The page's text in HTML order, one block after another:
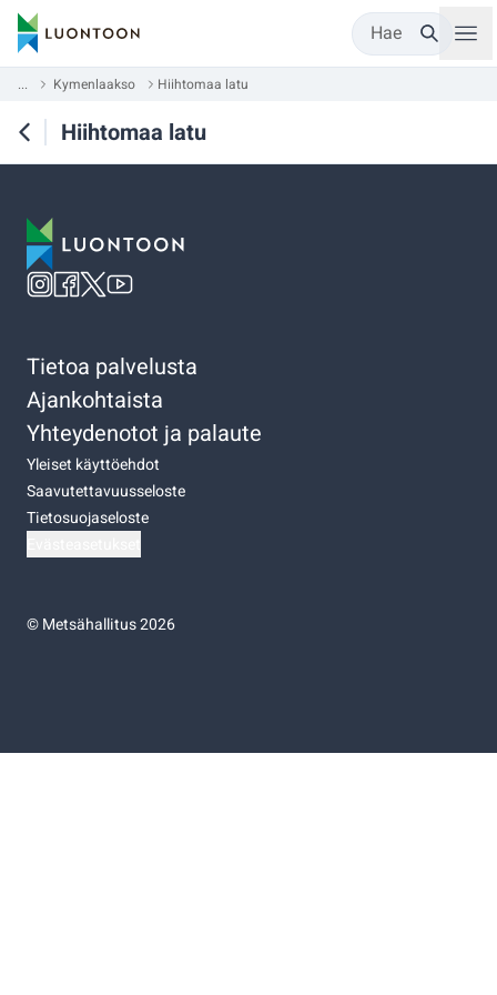
Hae
... Kymenlaakso Hiihtomaa latu
Hiihtomaa latu
Tietoa palvelusta
Ajankohtaista
Yhteydenotot ja palaute
Yleiset käyttöehdot
Saavutettavuusseloste
Tietosuojaseloste
©Metsähallitus 2026